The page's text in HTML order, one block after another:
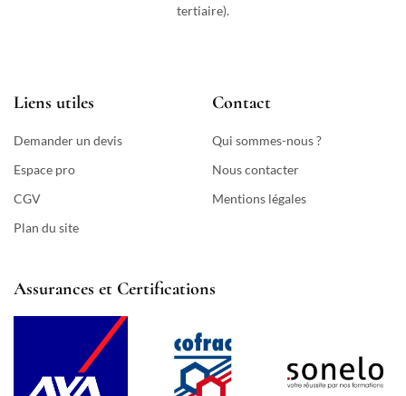
tertiaire).
Liens utiles
Demander un devis
Espace pro
CGV
Plan du site
Contact
Qui sommes-nous ?
Nous contacter
Mentions légales
Assurances et Certifications